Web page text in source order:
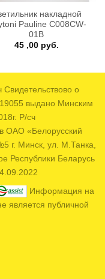
накладной
Pauline C008CW-
01B
45 ,00 руб.
о
выдано Минским
Р/сч
ОАО «Белорусский
г. Минск, ул. М.Танка,
Республики Беларусь
Информация на
является публичной